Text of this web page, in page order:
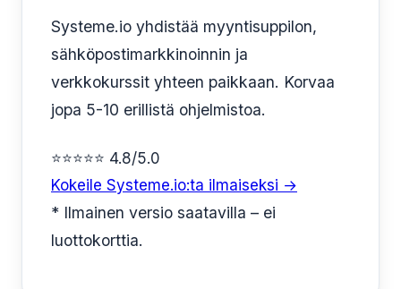
Systeme.io yhdistää myyntisuppilon,
sähköpostimarkkinoinnin ja
verkkokurssit yhteen paikkaan. Korvaa
jopa 5-10 erillistä ohjelmistoa.
⭐⭐⭐⭐⭐ 4.8/5.0
Kokeile Systeme.io:ta ilmaiseksi →
* Ilmainen versio saatavilla – ei
luottokorttia.